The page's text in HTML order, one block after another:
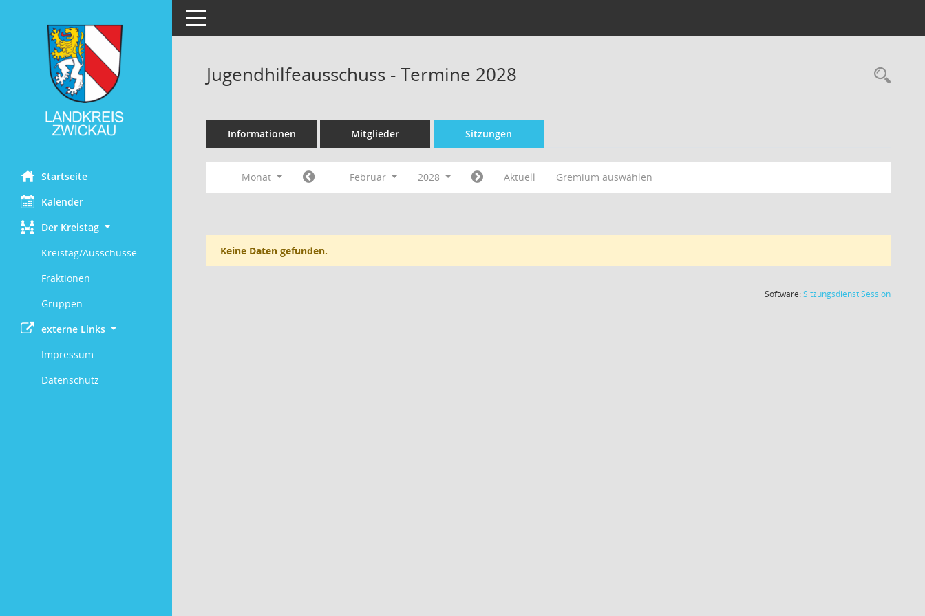
Startseite
Kalender
Der Kreistag
Kreistag/Ausschüsse
Fraktionen
Gruppen
externe Links
Impressum
Datenschutz
Toggle navigation
Jugendhilfeausschuss - Termine 2028
Informationen Mitglieder Sitzungen
Monat Februar 2028 Aktuell Gremium auswählen
Keine Daten gefunden.
Software:SitzungsdienstSession(Wird in